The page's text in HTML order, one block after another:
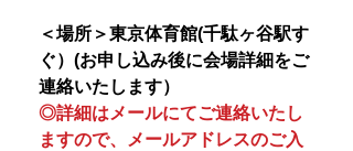
＜場所＞東京体育館(千駄ヶ谷駅す
ぐ）(お申し込み後に会場詳細をご
連絡いたします）
◎詳細はメールにてご連絡いたし
ますので、メールアドレスのご入